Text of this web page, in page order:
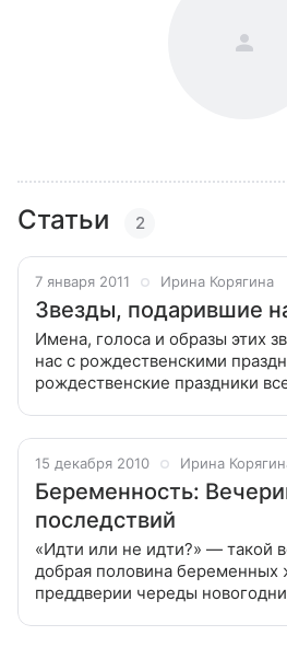
Статьи 2
7 января 2011 Ирина Корягина
Звезды, подарившие
Имена, голоса и образы этих
нас с рождественскими
рождественские праздники
15 декабря 2010 Ирина
Беременность:
последствий
«Идти или не идти?» — такой
добрая половина
преддверии череды